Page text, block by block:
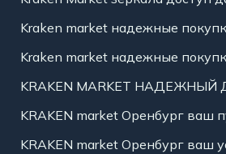
Kraken market надежные
Kraken market надежные
KRAKEN MARKET
KRAKEN market Оренбург ваш
KRAKEN market Оренбург ваш